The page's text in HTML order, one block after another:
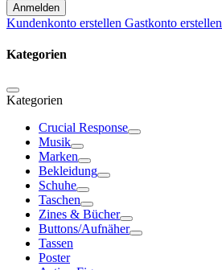
Anmelden
Kundenkonto erstellen Gastkonto erstellen
Kategorien
Kategorien
Crucial Response
Musik
Marken
Bekleidung
Schuhe
Taschen
Zines & Bücher
Buttons/Aufnäher
Tassen
Poster